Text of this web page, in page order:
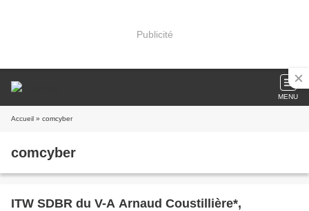
Publicité
MENU
Accueil » comcyber
comcyber
ITW SDBR du V-A Arnaud Coustillière*,